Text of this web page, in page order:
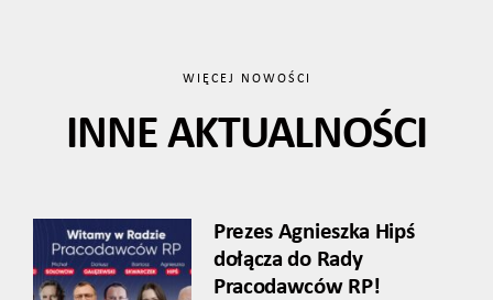
WIĘCEJ NOWOŚCI
INNE AKTUALNOŚCI
Prezes Agnieszka Hipś
dołącza do Rady
Pracodawców RP!